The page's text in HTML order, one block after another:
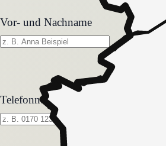
Vor- und Nachname
Telefonnummer